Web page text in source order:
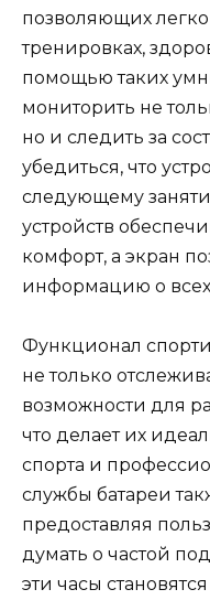
позволяющих
тренировках,
помощью таких
мониторить не
но и следить за
убедиться, что
следующему
устройств
комфорт, а экран
информацию о всех
Функционал
не только
возможности для
что делает их
спорта и
службы батареи
предоставляя
думать о частой
эти часы